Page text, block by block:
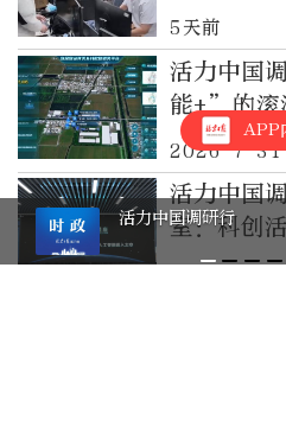
5天前
活力中国
能+”的滚
2026-7-31
活力中国
室：科创
APP
活力中国调研行